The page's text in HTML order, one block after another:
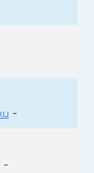
-
-